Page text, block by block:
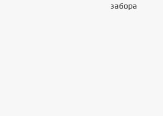
забора